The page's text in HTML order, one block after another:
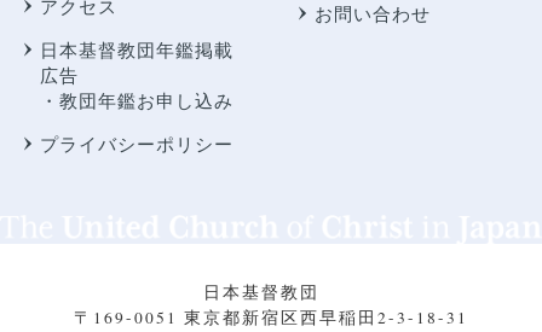
アクセス
日本基督教団年鑑掲載
広告
・教団年鑑お申し込み
プライバシーポリシー
お問い合わせ
日本基督教団
〒169-0051 東京都新宿区西早稲田2-3-18-31